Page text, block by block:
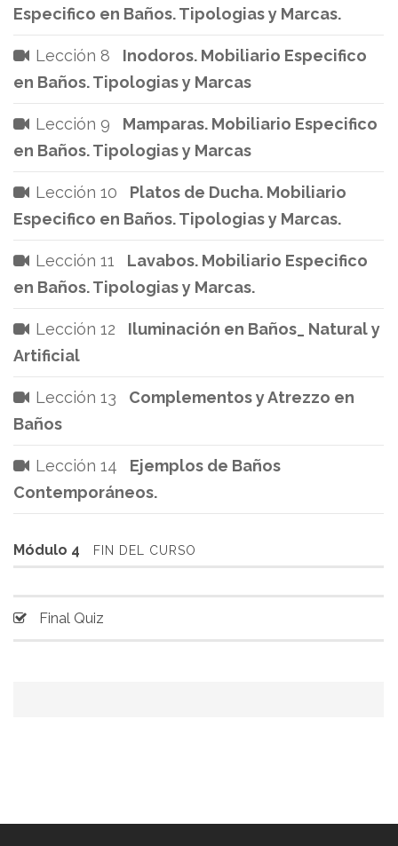
Especifico en Baños. Tipologias y Marcas.
Lección 8
Inodoros. Mobiliario Especifico
en Baños. Tipologias y Marcas
Lección 9
Mamparas. Mobiliario Especifico
en Baños. Tipologias y Marcas
Lección 10
Platos de Ducha. Mobiliario
Especifico en Baños. Tipologias y Marcas.
Lección 11
Lavabos. Mobiliario Especifico
en Baños. Tipologias y Marcas.
Lección 12
Iluminación en Baños_ Natural y
Artificial
Lección 13
Complementos y Atrezzo en
Baños
Lección 14
Ejemplos de Baños
Contemporáneos.
Módulo 4 FIN DEL CURSO
Final Quiz